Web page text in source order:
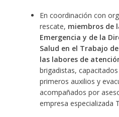
En coordinación con
rescate, miembros de
Emergencia y de la
Salud en el Trabajo
las labores de
brigadistas,
primeros auxilios y
acompañados por
empresa especializada